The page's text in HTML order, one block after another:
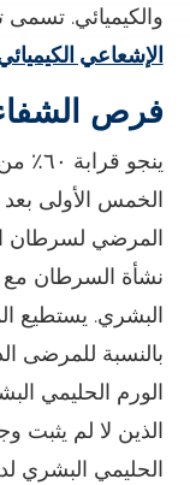
والكيميائي. تسمى
الإشعاعي
فرص
ينجو
الخمس الأولى بعد
المرضي لسرطان
نشأة السرطان
البشري. يستطيع
بالنسبة للمرضى
الورم الحليمي
الذين لا لم يثبت
الحليمي البشري